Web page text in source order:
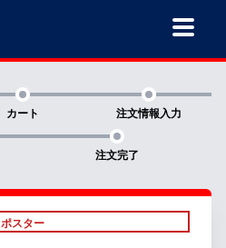
カート 注文情報入力
注文完了
ポスター